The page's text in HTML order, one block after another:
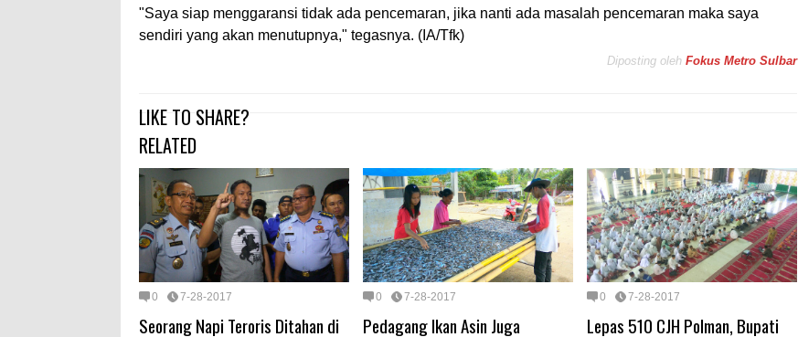
"Saya siap menggaransi tidak ada pencemaran, jika nanti ada masalah pencemaran maka saya
sendiri yang akan menutupnya," tegasnya. (IA/Tfk)
Diposting oleh Fokus Metro Sulbar
LIKE TO SHARE?
RELATED
0 7-28-2017
Seorang Napi Teroris Ditahan di
0 7-28-2017
Pedagang Ikan Asin Juga
0 7-28-2017
Lepas 510 CJH Polman, Bupati